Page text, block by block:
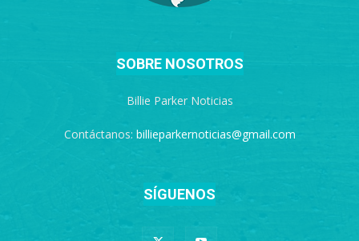
SOBRE NOSOTROS
Billie Parker Noticias
Contáctanos: billieparkernoticias@gmail.com
SÍGUENOS